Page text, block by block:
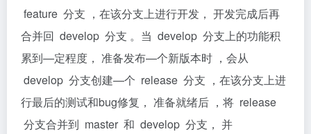
feature 分支 ，在该分支上进行开发， 开发完成后再
合并回 develop 分支 。当 develop 分支上的功能积
累到—定程度， 准备发布—个新版本时 ，会从
develop 分支创建—个 release 分支 ，在该分支上进
行最后的测试和bug修复， 准备就绪后 ，将 release
分支合并到 master 和 develop 分支， 并